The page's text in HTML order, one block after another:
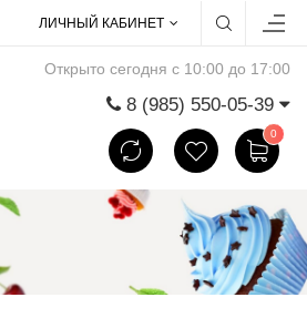
ЛИЧНЫЙ КАБИНЕТ
Открыто сегодня с 10:00 до 17:00
8 (985) 550-05-39
0